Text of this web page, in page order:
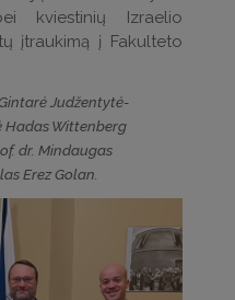
kviestinių Izraelio
įtraukimą į Fakulteto
Judžentytė-
Hadas Wittenberg
dr. Mindaugas
Erez Golan.